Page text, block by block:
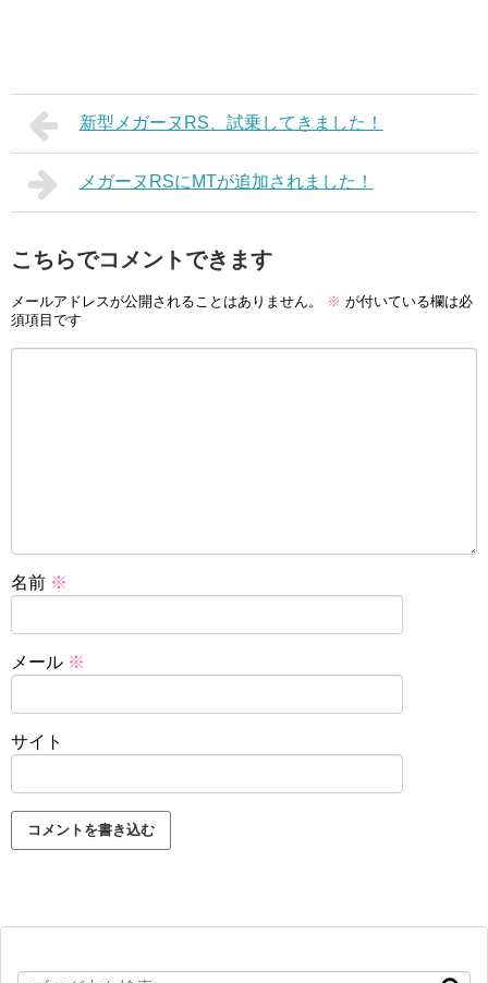
新型メガーヌRS、試乗してきました！
メガーヌRSにMTが追加されました！
こちらでコメントできます
メールアドレスが公開されることはありません。 ※ が付いている欄は必
須項目です
名前 ※
メール ※
サイト